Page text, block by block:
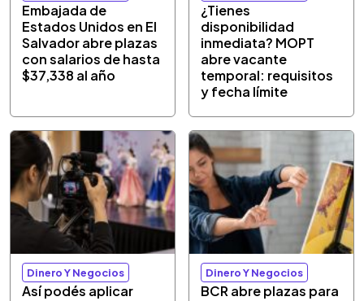
Embajada de
Estados Unidos en El
Salvador abre plazas
con salarios de hasta
$37,338 al año
¿Tienes
disponibilidad
inmediata? MOPT
abre vacante
temporal: requisitos
y fecha límite
Dinero Y Negocios
Así podés aplicar
Dinero Y Negocios
BCR abre plazas para